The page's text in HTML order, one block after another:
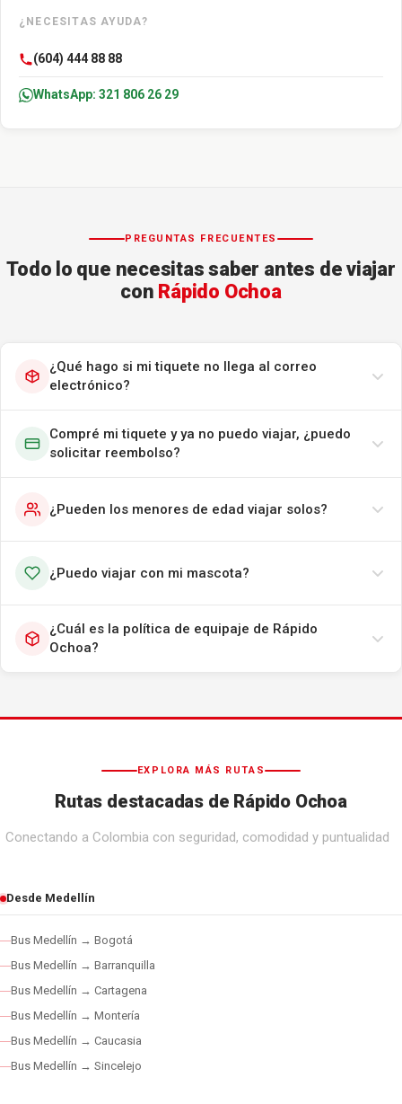
¿NECESITAS AYUDA?
(604) 444 88 88
WhatsApp: 321 806 26 29
PREGUNTAS FRECUENTES
Todo lo que necesitas saber antes de viajar
con Rápido Ochoa
¿Qué hago si mi tiquete no llega al correo
electrónico?
Compré mi tiquete y ya no puedo viajar, ¿puedo
solicitar reembolso?
¿Pueden los menores de edad viajar solos?
¿Puedo viajar con mi mascota?
¿Cuál es la política de equipaje de Rápido
Ochoa?
EXPLORA MÁS RUTAS
Rutas destacadas de Rápido Ochoa
Conectando a Colombia con seguridad, comodidad y puntualidad
Desde Medellín
Bus Medellín → Bogotá
Bus Medellín → Barranquilla
Bus Medellín → Cartagena
Bus Medellín → Montería
Bus Medellín → Caucasia
Bus Medellín → Sincelejo